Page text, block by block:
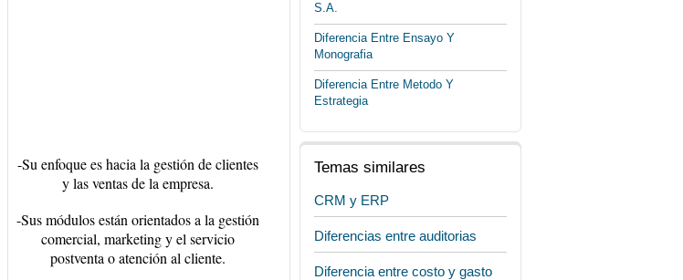
-Su enfoque es hacia la gestión de clientes
y las ventas de la empresa.
-Sus módulos están orientados a la gestión
comercial, marketing y el servicio
postventa o atención al cliente.
S.A.
Diferencia Entre Ensayo Y
Monografia
Diferencia Entre Metodo Y
Estrategia
Temas similares
CRM y ERP
Diferencias entre auditorias
Diferencia entre costo y gasto